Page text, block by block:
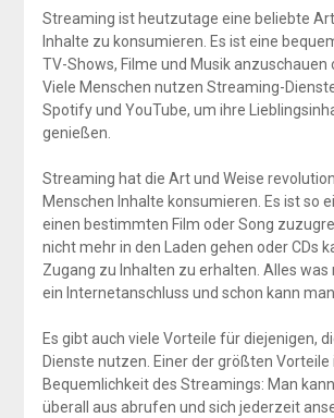
Streaming ist heutzutage eine beliebte
Inhalte zu konsumieren. Es ist eine
TV-Shows, Filme und Musik anzuschauen
Viele Menschen nutzen Streaming-
Spotify und YouTube, um ihre
genießen.
Streaming hat die Art und Weise
Menschen Inhalte konsumieren. Es ist so
einen bestimmten Film oder Song
nicht mehr in den Laden gehen oder CDs
Zugang zu Inhalten zu erhalten. Alles
ein Internetanschluss und schon kann
Es gibt auch viele Vorteile für diejenigen,
Dienste nutzen. Einer der größten Vorteile
Bequemlichkeit des Streamings: Man
überall aus abrufen und sich jederzeit